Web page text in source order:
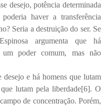
desejo, potência determinada
haver a transferência
Seria a destruição do ser. Se
argumenta que há
um poder comum, mas não
e há homens que lutam
lutam pela liberdade[6]. O
de concentração. Porém,